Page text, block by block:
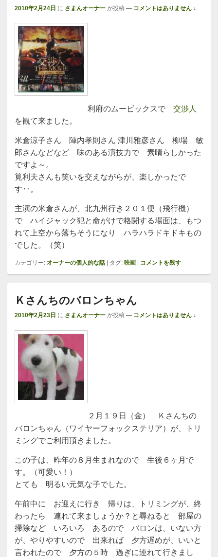
2010年2月24日 に さまんオーナー が投稿 — コメントはありません ↓
利府のムービックスで 交渉人
を観て来ました。
米倉涼子さん 陣内孝則さん 津川雅彦さん 柳場 敏
郎さんなどなど 味のある演技力で 素晴らしかった
ですよ～。
筧利夫さんも笑いを交えながらが、楽しかったで
す‥。
主演の米倉さんが、北九州行き２０１便（飛行機）
で ハイジャック犯と命がけで格闘する場面は、もつ
れて上空から落ちそうになり ハラハラドキドキもの
でした。（笑）
カテゴリー: オーナーの個人的な話 タグ: 映画 コメントを残す
Ｋさんちのバロンちゃん
2010年2月23日 に さまんオーナー が投稿 — コメントはありません ↓
２月１９日（金） Ｋさんちの
バロンちゃん（ワイヤーフォックステリア）が、トリ
ミングでご利用頂きました。
この子は、昨年の８月生まれなので 生後６ヶ月で
す。（可愛い！）
とても 明るい元気な子でした。
午前中に お迎えに行き 帰りは、トリミングが、終
わったら 連れて来ましょうか？と尋ねると 部屋の
掃除など いろいろ あるので バロンは、いない方
が、やりやすいので 出来れば 夕方遅めが、いいと
言われたので 夕方の５時 過ぎに連れて行きまし